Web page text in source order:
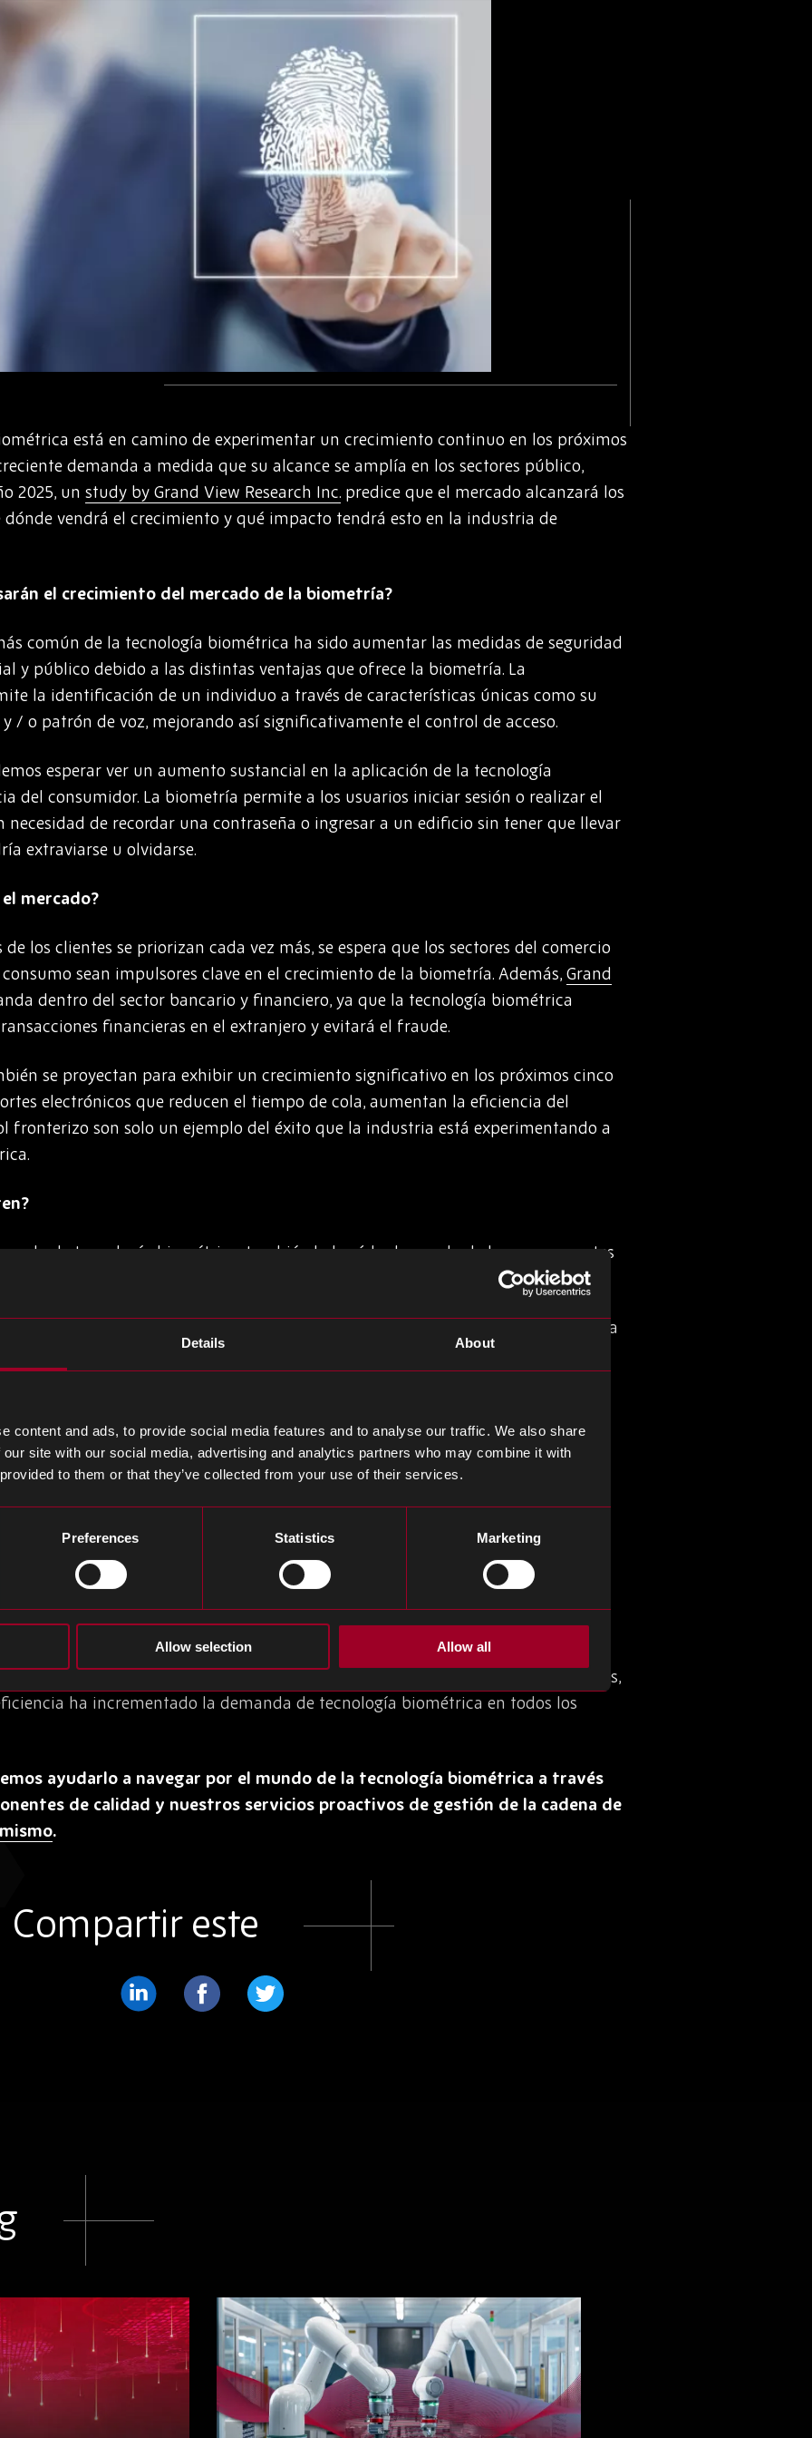
Details About
content and ads, to provide social media features and to analyse our traffic. We also share
site with our social media, advertising and analytics partners who may combine it with
to them or that they’ve collected from your use of their services.
Preferences Statistics Marketing
Allow selection Allow all
está en camino de experimentar un crecimiento continuo en los próximos
demanda a medida que su alcance se amplía en los sectores público,
2025, un study by Grand View Research Inc. predice que el mercado alcanzará los
dónde vendrá el crecimiento y qué impacto tendrá esto en la industria de
el crecimiento del mercado de la biometría?
común de la tecnología biométrica ha sido aumentar las medidas de seguridad
y público debido a las distintas ventajas que ofrece la biometría. La
la identificación de un individuo a través de características únicas como su
/ o patrón de voz, mejorando así significativamente el control de acceso.
esperar ver un aumento sustancial en la aplicación de la tecnología
del consumidor. La biometría permite a los usuarios iniciar sesión o realizar el
de recordar una contraseña o ingresar a un edificio sin tener que llevar
extraviarse u olvidarse.
mercado?
los clientes se priorizan cada vez más, se espera que los sectores del comercio
sean impulsores clave en el crecimiento de la biometría. Además, Grand
dentro del sector bancario y financiero, ya que la tecnología biométrica
financieras en el extranjero y evitará el fraude.
se proyectan para exhibir un crecimiento significativo en los próximos cinco
electrónicos que reducen el tiempo de cola, aumentan la eficiencia del
fronterizo son solo un ejemplo del éxito que la industria está experimentando a
de tecnología biométrica, también lo hará la demanda de los componentes
típicos requeridos para la tecnología biométrica son:
para capturar los datos biométricos relevantes. Es posible que se requiera una
de los datos biométricos bajo observación.
convertir los datos biométricos escaneados en un formato digital utilizable.
datos biométricos almacenados en un formato cifrado y seguro. Cuando se
deberán escanearse en esta base de datos.
si la biometría observada es compatible y, como resultado, autoriza al
centrado en la tecnología, el mercado de la biometría está sin duda listo
continuo. Los métodos tradicionales ya no son suficientes para prevenir las
ya que ofrecen mayores casos de inexactitud y, posteriormente, riesgo. Además,
ha incrementado la demanda de tecnología biométrica en todos los
ayudarlo a navegar por el mundo de la tecnología biométrica a través
de calidad y nuestros servicios proactivos de gestión de la cadena de
.
Compartir este